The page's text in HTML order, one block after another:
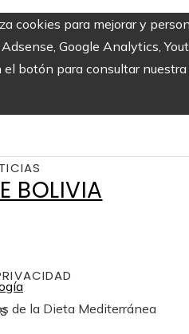
cookies para mejorar y
Google Analytics,
el botón para consultar
BOLIVIA
de la Dieta Mediterránea